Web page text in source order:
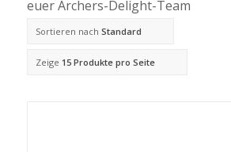
euer Archers-Delight-Team
Sortieren nach Standard
Zeige 15 Produkte pro Seite